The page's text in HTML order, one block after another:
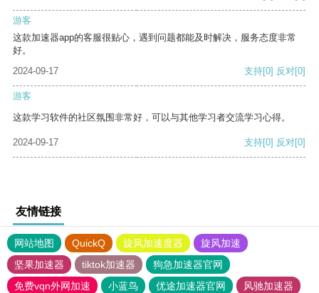
游客
这款加速器app的客服很贴心，遇到问题都能及时解决，服务态度非常
好。
2024-09-17
支持[0] 反对[0]
游客
这款学习软件的社区氛围非常好，可以与其他学习者交流学习心得。
2024-09-17 支持[0] 反对[0]
友情链接
网站地图 QuickQ 旋风加速度器
旋风加速
坚果加速器
tiktok加速器
狗急加速器官网
免费vqn外网加速
小蓝鸟 优途加速器官网
风驰加速器